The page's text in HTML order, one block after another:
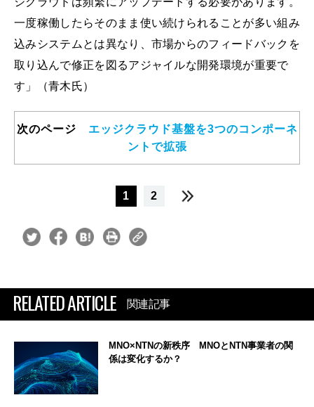
一度稼働したらそのまま使い続けられることが多い組み
込みシステムとは異なり、市場からのフィードバックを
取り込んで修正を図るアジャイルな開発環境が重要で
す」（青木氏）
次のページ エッジクラウド基盤を3つのコンポーネ
ントで拡張
1 2
RELATED ARTICLE 関連記事
MNO×NTNの新秩序 MNOとNTN事業者の関
係は変化するか？